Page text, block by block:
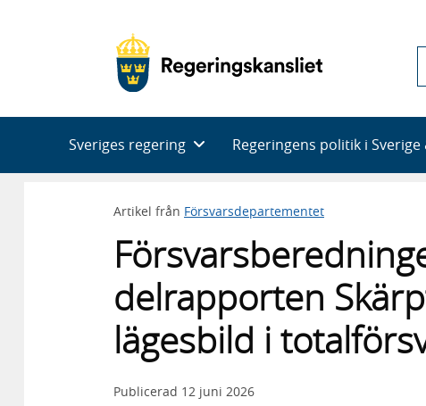
Sveriges regering Regeringens politik i Sverige
Artikel från Försvarsdepartementet
delrapporten
lägesbild i
Publicerad 12 juni 2026